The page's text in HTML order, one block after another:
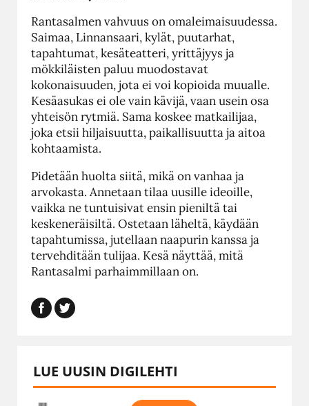
Rantasalmen vahvuus on omaleimaisuudessa.
Saimaa, Linnansaari, kylät, puutarhat,
tapahtumat, kesäteatteri, yrittäjyys ja
mökkiläisten paluu muodostavat
kokonaisuuden, jota ei voi kopioida muualle.
Kesäasukas ei ole vain kävijä, vaan usein osa
yhteisön rytmiä. Sama koskee matkailijaa,
joka etsii hiljaisuutta, paikallisuutta ja aitoa
kohtaamista.
Pidetään huolta siitä, mikä on vanhaa ja
arvokasta. Annetaan tilaa uusille ideoille,
vaikka ne tuntuisivat ensin pieniltä tai
keskeneräisiltä. Ostetaan läheltä, käydään
tapahtumissa, jutellaan naapurin kanssa ja
tervehditään tulijaa. Kesä näyttää, mitä
Rantasalmi parhaimmillaan on.
LUE UUSIN DIGILEHTI